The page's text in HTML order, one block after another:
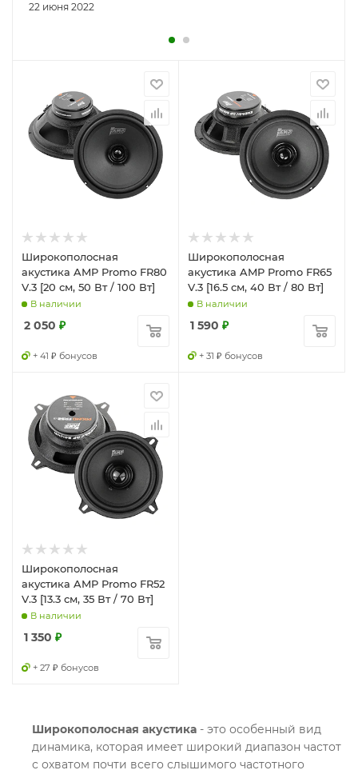
22 июня 2022
Широкополосная
акустика AMP Promo FR80
V.3 [20 см, 50 Вт / 100 Вт]
В наличии
2 050 ₽
+ 41 ₽ бонусов
Широкополосная
акустика AMP Promo FR65
V.3 [16.5 см, 40 Вт / 80 Вт]
В наличии
1 590 ₽
+ 31 ₽ бонусов
Широкополосная
акустика AMP Promo FR52
V.3 [13.3 см, 35 Вт / 70 Вт]
В наличии
1 350 ₽
+ 27 ₽ бонусов
Широкополосная акустика - это особенный вид
динамика, которая имеет широкий диапазон частот
с охватом почти всего слышимого частотного